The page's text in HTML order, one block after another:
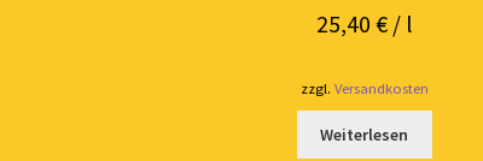
25,40€ / l
zzgl. Versandkosten
Weiterlesen